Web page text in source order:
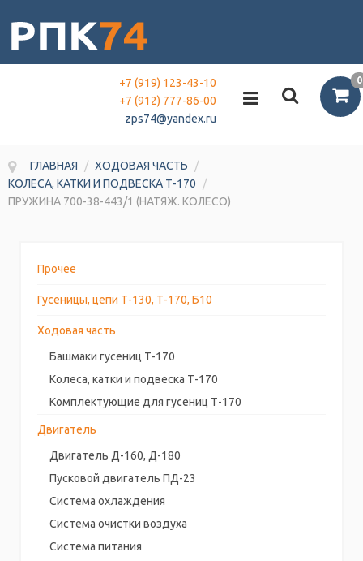
0
+7 (919) 123-43-10
+7 (912) 777-86-00
zps74@yandex.ru
ГЛАВНАЯ / ХОДОВАЯ ЧАСТЬ
/
КОЛЕСА, КАТКИ И ПОДВЕСКА Т-170
/
ПРУЖИНА 700-38-443/1 (НАТЯЖ. КОЛЕСО)
Прочее
Гусеницы, цепи Т-130, Т-170, Б10
Ходовая часть
Башмаки гусениц Т-170
Колеса, катки и подвеска Т-170
Комплектующие для гусениц Т-170
Двигатель
Двигатель Д-160, Д-180
Пусковой двигатель ПД-23
Система охлаждения
Система очистки воздуха
Система питания